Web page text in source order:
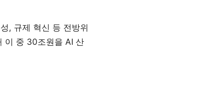
, 규제 혁신 등 전방위
이 중 30조원을 AI 산